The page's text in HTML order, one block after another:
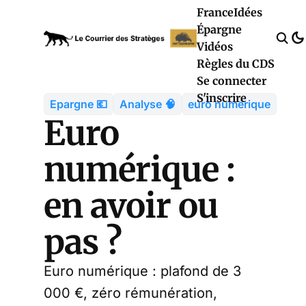
FranceIdées
Épargne
Vidéos
Règles du CDS
Se connecter
S'inscrire
Epargne 💶 Analyse 🧠 euro numérique
Euro
numérique :
en avoir ou
pas ?
Euro numérique : plafond de 3
000 €, zéro rémunération,